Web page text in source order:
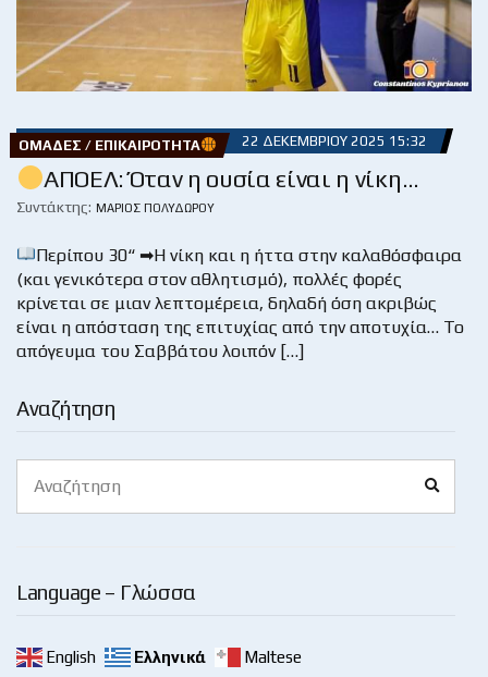
Αναζήτηση
for:
Language – Γλώσσα
English Ελληνικά Maltese
ΟΜΆΔΕΣ / ΕΠΙΚΑΙΡΌΤΗΤΑ 22 ΔΕΚΕΜΒΡΊΟΥ 2025 15:32
ΑΠΟΕΛ: Όταν η ουσία είναι η νίκη…
Συντάκτης: ΜΆΡΙΟΣ ΠΟΛΥΔΏΡΟΥ
Περίπου 30“ ➡Η νίκη και η ήττα στην καλαθόσφαιρα
(και γενικότερα στον αθλητισμό), πολλές φορές
κρίνεται σε μιαν λεπτομέρεια, δηλαδή όση ακριβώς
είναι η απόσταση της επιτυχίας από την αποτυχία… Το
απόγευμα του Σαββάτου λοιπόν […]